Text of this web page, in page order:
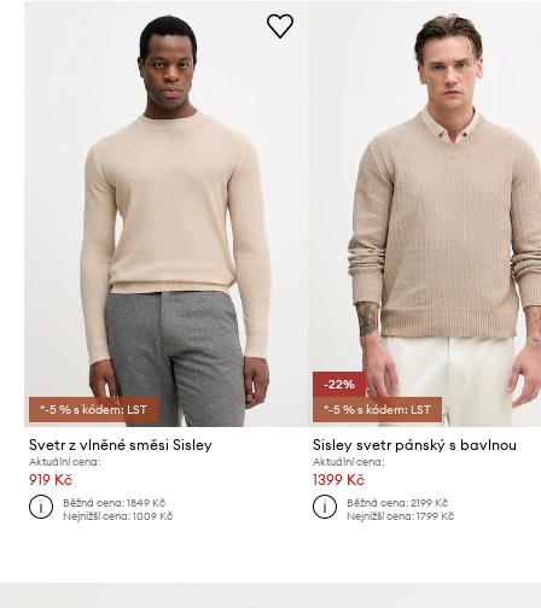
*-5 % s kódem: LST
Svetr z vlněné směsi Sisley
Aktuální cena:
919 Kč
Běžná cena:1849 Kč
Nejnižší cena:1009 Kč
-22%
*-5 % s kódem: LST
Sisley svetr pánský s bavlnou
Aktuální cena:
1399 Kč
Běžná cena: 2199 Kč
Nejnižší cena: 1799 Kč